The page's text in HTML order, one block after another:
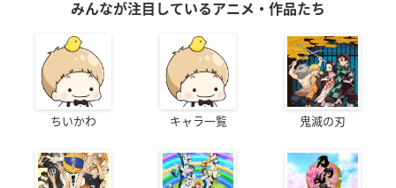
みんなが注目しているアニメ・作品たち
ちいかわ キャラ一覧 鬼滅の刃